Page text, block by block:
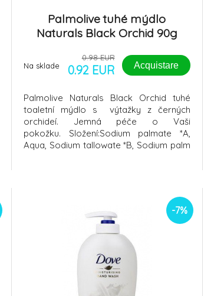
Palmolive tuhé mýdlo
Naturals Black Orchid 90g
Na sklade
0.98 EUR
0.92 EUR Acquistare
Palmolive Naturals Black Orchid tuhé
toaletní mýdlo s výtažky z černých
orchideí. Jemná péče o Vaši
pokožku. Složení:Sodium palmate *A,
Aqua, Sodium tallowate *B, Sodium palm
-7%